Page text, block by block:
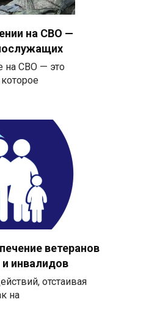
на СВО —
на СВО — это
ветеранов
инвалидов
отстаивая
на